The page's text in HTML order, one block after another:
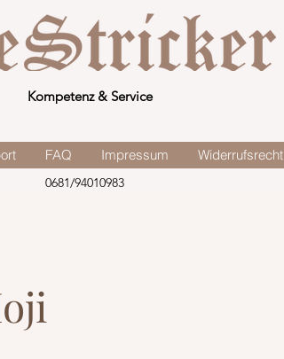
Kompetenz & Service
FAQ Impressum Widerrufsrecht
0681/94010983